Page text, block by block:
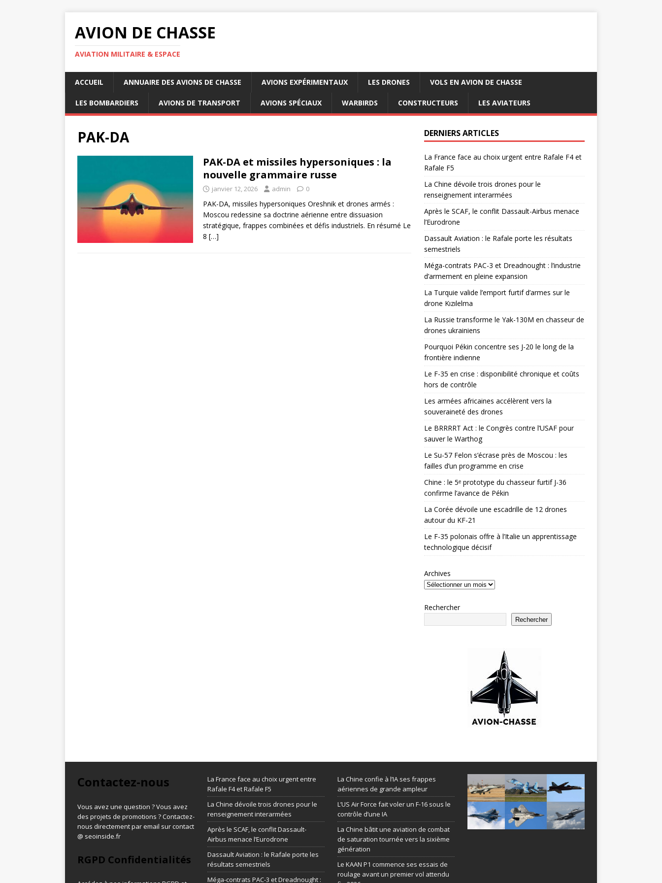
AVION DE CHASSE
AVIATION MILITAIRE & ESPACE
ACCUEIL ANNUAIRE DES AVIONS DE CHASSE AVIONS EXPÉRIMENTAUX LES DRONES VOLS EN AVION DE CHASSE
LES BOMBARDIERS AVIONS DE TRANSPORT AVIONS SPÉCIAUX WARBIRDS CONSTRUCTEURS LES AVIATEURS
PAK-DA
PAK-DA et missiles hypersoniques : la
nouvelle grammaire russe
janvier 12, 2026 admin 0
PAK-DA, missiles hypersoniques Oreshnik et drones armés :
Moscou redessine sa doctrine aérienne entre dissuasion
stratégique, frappes combinées et défis industriels. En résumé Le
8 […]
DERNIERS ARTICLES
La France face au choix urgent entre Rafale F4 et
Rafale F5
La Chine dévoile trois drones pour le
renseignement interarmées
Après le SCAF, le conflit Dassault-Airbus menace
l’Eurodrone
Dassault Aviation : le Rafale porte les résultats
semestriels
Méga-contrats PAC-3 et Dreadnought : l’industrie
d’armement en pleine expansion
La Turquie valide l’emport furtif d’armes sur le
drone Kızılelma
La Russie transforme le Yak-130M en chasseur de
drones ukrainiens
Pourquoi Pékin concentre ses J-20 le long de la
frontière indienne
Le F-35 en crise : disponibilité chronique et coûts
hors de contrôle
Les armées africaines accélèrent vers la
souveraineté des drones
Le BRRRRT Act : le Congrès contre l’USAF pour
sauver le Warthog
Le Su-57 Felon s’écrase près de Moscou : les
failles d’un programme en crise
Chine : le 5ᵉ prototype du chasseur furtif J-36
confirme l’avance de Pékin
La Corée dévoile une escadrille de 12 drones
autour du KF-21
Le F-35 polonais offre à l’Italie un apprentissage
technologique décisif
Archives
Rechercher
Rechercher
Contactez-nous
Vous avez une question ? Vous avez
des projets de promotions ? Contactez-
nous directement par email sur contact
@ seoinside.fr
RGPD Confidentialités
La France face au choix urgent entre
Rafale F4 et Rafale F5
La Chine dévoile trois drones pour le
renseignement interarmées
Après le SCAF, le conflit Dassault-
Airbus menace l’Eurodrone
Dassault Aviation : le Rafale porte les
résultats semestriels
Méga-contrats PAC-3 et Dreadnought :
La Chine confie à l’IA ses frappes
aériennes de grande ampleur
L’US Air Force fait voler un F-16 sous le
contrôle d’une IA
La Chine bâtit une aviation de combat
de saturation tournée vers la sixième
génération
Le KAAN P1 commence ses essais de
roulage avant un premier vol attendu